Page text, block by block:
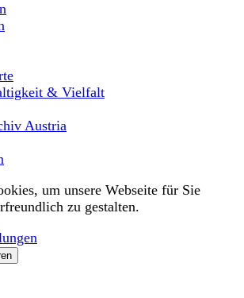
& Vielfalt
Austria
um unsere Webseite für Sie
zu gestalten.